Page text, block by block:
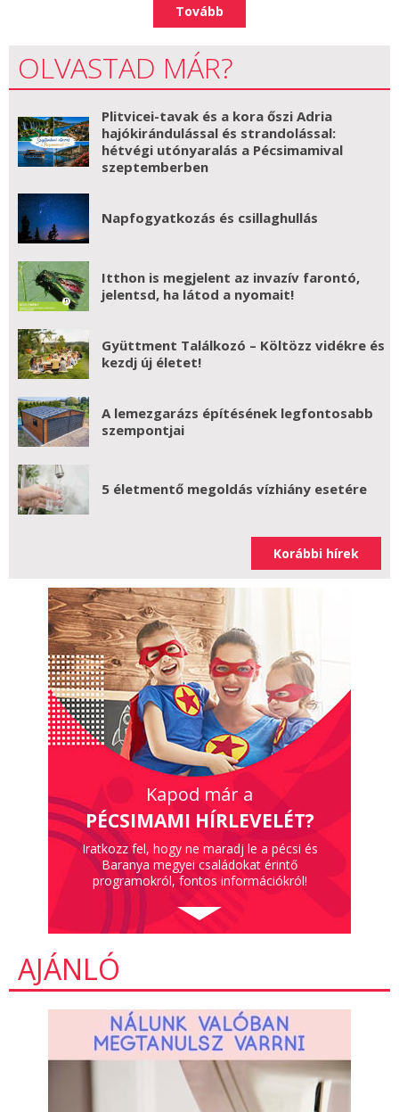
Tovább
OLVASTAD MÁR?
Plitvicei-tavak és a kora őszi Adria
hajókirándulással és strandolással:
hétvégi utónyaralás a Pécsimamival
szeptemberben
Napfogyatkozás és csillaghullás
Itthon is megjelent az invazív farontó,
jelentsd, ha látod a nyomait!
Gyüttment Találkozó – Költözz vidékre és
kezdj új életet!
A lemezgarázs építésének legfontosabb
szempontjai
5 életmentő megoldás vízhiány esetére
Korábbi hírek
Kapod már a
PÉCSIMAMI HÍRLEVELÉT?
Iratkozz fel, hogy ne maradj le a pécsi és
Baranya megyei családokat érintő
programokról, fontos információkról!
AJÁNLÓ